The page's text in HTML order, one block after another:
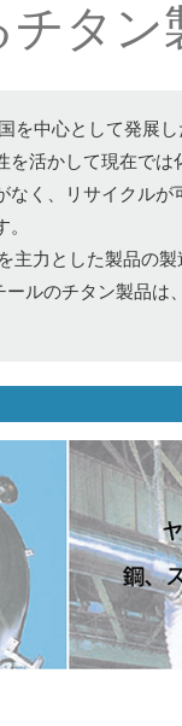
チタン
を中心として発展
を活かして現在で
なく、リサイクル
主力とした製品の
ルのチタン製品は